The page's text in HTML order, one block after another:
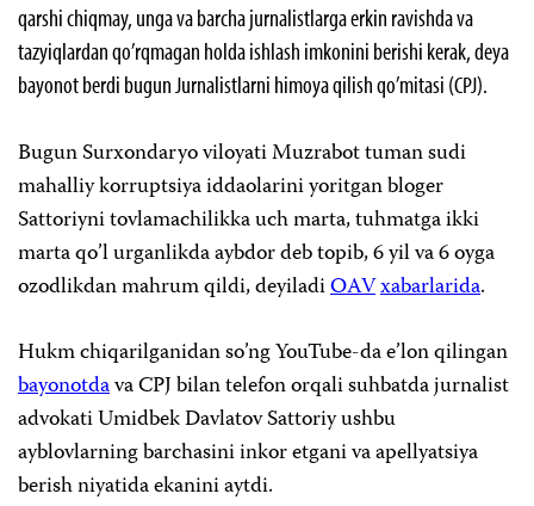
qarshi chiqmay, unga va barcha jurnalistlarga erkin ravishda va
tazyiqlardan qo’rqmagan holda ishlash imkonini berishi kerak, deya
bayonot berdi bugun Jurnalistlarni himoya qilish qo’mitasi (CPJ).
Bugun Surxondaryo viloyati Muzrabot tuman sudi
mahalliy korruptsiya iddaolarini yoritgan bloger
Sattoriyni tovlamachilikka uch marta, tuhmatga ikki
marta qo’l urganlikda aybdor deb topib, 6 yil va 6 oyga
ozodlikdan mahrum qildi, deyiladiOAVxabarlarida.
Hukm chiqarilganidan so’ng YouTube-da e’lon qilingan
bayonotdava CPJ bilan telefon orqali suhbatda jurnalist
advokati Umidbek Davlatov Sattoriy ushbu
ayblovlarning barchasini inkor etgani va apellyatsiya
berish niyatida ekanini aytdi.